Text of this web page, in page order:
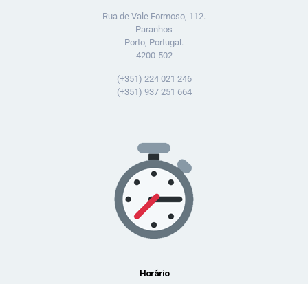
Rua de Vale Formoso, 112.
Paranhos
Porto, Portugal.
4200-502
(+351) 224 021 246
(+351) 937 251 664
Horário